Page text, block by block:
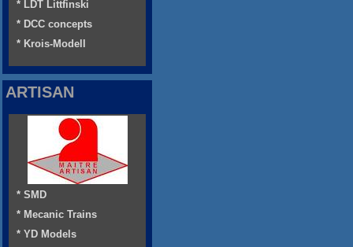
* LDT Littfinski
* DCC concepts
* Krois-Modell
ARTISAN
* SMD
* Mecanic Trains
* YD Models